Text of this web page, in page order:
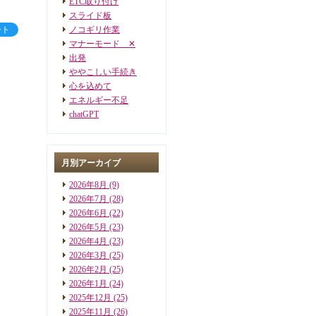
スライド板
ノコギリ作業
マナーモード ✕
出発
ややこしい手続き
心を込めて
エネルギー不足
chatGPT
月別アーカイブ
2026年8月 (9)
2026年7月 (28)
2026年6月 (22)
2026年5月 (23)
2026年4月 (23)
2026年3月 (25)
2026年2月 (25)
2026年1月 (24)
2025年12月 (25)
2025年11月 (26)